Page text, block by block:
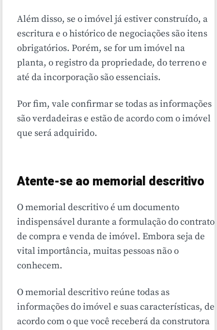
Além disso, se o imóvel já estiver construído, a
escritura e o histórico de negociações são itens
obrigatórios. Porém, se for um imóvel na
planta, o registro da propriedade, do terreno e
até da incorporação são essenciais.
Por fim, vale confirmar se todas as informações
são verdadeiras e estão de acordo com o imóvel
que será adquirido.
Atente-se ao memorial descritivo
O memorial descritivo é um documento
indispensável durante a formulação do contrato
de compra e venda de imóvel. Embora seja de
vital importância, muitas pessoas não o
conhecem.
O memorial descritivo reúne todas as
informações do imóvel e suas características, de
acordo com o que você receberá da construtora